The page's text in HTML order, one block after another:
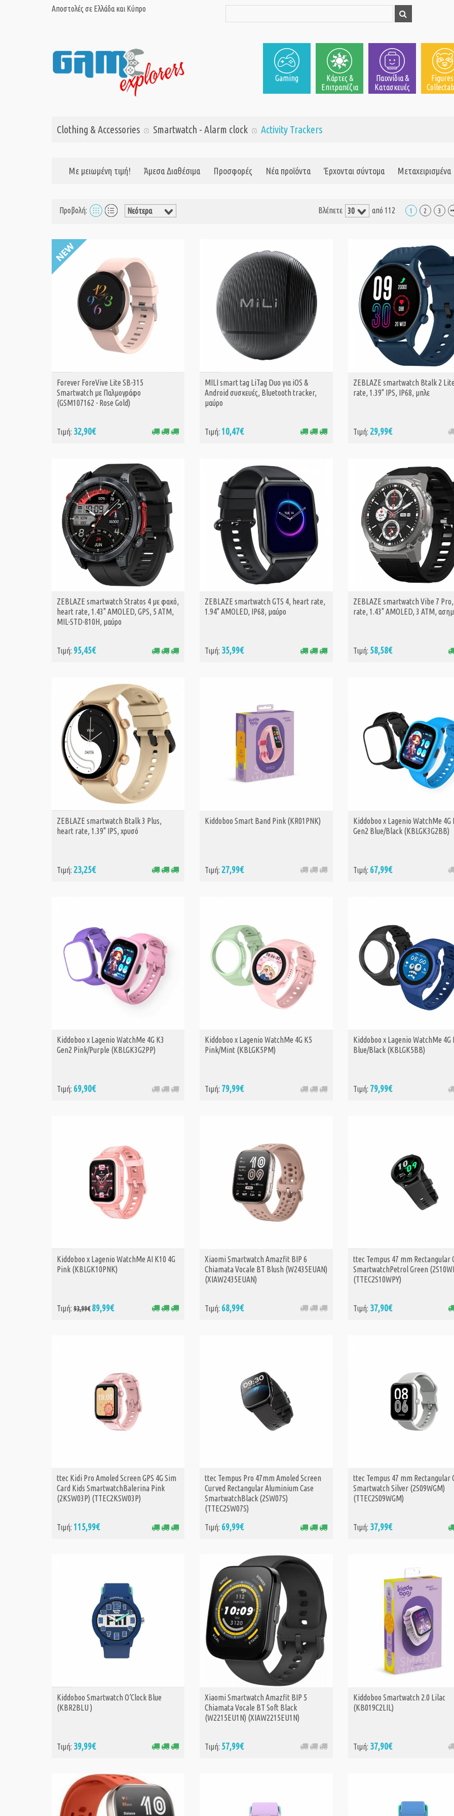
Αποστολές σε Ελλάδα και Κύπρο
Gaming
Κάρτες &
Επιτραπέζια
Παιχνίδια &
Κατασκευές
Clothing & Accessories Smartwatch - Alarm clock Activity Trackers
Με μειωμένη τιμή! Άμεσα Διαθέσιμα Προσφορές Νέα προϊόντα Έρχονται σύντομα Μεταχειρισμένα
Προβολή: 1 2 3
Βλέπετε από 112
ΑΓΟΡΑ
Forever ForeVive Lite SB-315
Smartwatch με Παλμογράφο
(GSM107162 - Rose Gold)
Τιμή: 32,90€
ΑΓΟΡΑ
MILI smart tag LiTag Duo για iOS &
Android συσκευές, Bluetooth tracker,
μαύρο
Τιμή: 10,47€
ZEBLAZE smartwatch Btalk 2
rate, 1.39" IPS, IP68, μπλε
Τιμή: 29,99€
ΑΓΟΡΑ
ZEBLAZE smartwatch Stratos 4 με φακό,
heart rate, 1.43" AMOLED, GPS, 5 ΑΤΜ,
MIL-STD-810H, μαύρο
Τιμή: 95,45€
ΑΓΟΡΑ
ZEBLAZE smartwatch GTS 4, heart rate,
1.94" AMOLED, IP68, μαύρο
Τιμή: 35,99€
ΑΓΟΡΑ
ZEBLAZE smartwatch Vibe 7
rate, 1.43" AMOLED, 3 ATM,
Τιμή: 58,58€
ΑΓΟΡΑ
ZEBLAZE smartwatch Btalk 3 Plus,
heart rate, 1.39" IPS, χρυσό
Τιμή: 23,25€
Kiddoboo Smart Band Pink (KR01PNK)
Τιμή:27,99€
Kiddoboo x Lagenio WatchMe 4G
Gen2 Blue/Black (KBLGK3G2BB)
Τιμή: 67,99€
Kiddoboo x Lagenio WatchMe 4G K3
Gen2 Pink/Purple (KBLGK3G2PP)
Τιμή: 69,90€
Kiddoboo x Lagenio WatchMe 4G K5
Pink/Mint (KBLGK5PM)
Τιμή: 79,99€
Kiddoboo x Lagenio WatchMe 4G
Blue/Black (KBLGK5BB)
Τιμή: 79,99€
ΑΓΟΡΑ
Kiddoboo x Lagenio WatchMe AI K10 4G
Pink (KBLGK10PNK)
Τιμή: 93,99€ 89,99€
Xiaomi Smartwatch Amazfit BIP 6
Chiamata Vocale BT Blush (W2435EUAN)
(XIAW2435EUAN)
Τιμή: 68,99€
ΑΓΟΡΑ
ttec Tempus 47 mm Rectangular
SmartwatchPetrol Green
(TTEC2S10WPY)
Τιμή: 37,90€
ΑΓΟΡΑ
ttec Kidi Pro Amoled Screen GPS 4G Sim
Card Kids SmartwatchBalerina Pink
(2KSW03P) (TTEC2KSW03P)
Τιμή: 115,99€
ΑΓΟΡΑ
ttec Tempus Pro 47mm Amoled Screen
Curved Rectangular Aluminium Case
SmartwatchBlack (2SW07S)
(TTEC2SW07S)
Τιμή: 69,99€
ΑΓΟΡΑ
ttec Tempus 47 mm Rectangular
Smartwatch Silver (2S09WGM)
(TTEC2S09WGM)
Τιμή: 37,99€
ΑΓΟΡΑ
Kiddoboo Smartwatch O’Clock Blue
(KBR2BLU )
Τιμή: 39,99€
Xiaomi Smartwatch Amazfit BIP 5
Chiamata Vocale BT Soft Black
(W2215EU1N) (XIAW2215EU1N)
Τιμή: 57,99€
Kiddoboo Smartwatch 2.0 Lilac
(KB019C2LIL)
Τιμή: 37,90€
Kiddoboo x
Pink
Τιμή:
INTIME λουράκι
Τιμή:8,90€
BLACKVIEW
FUNCTIONAL
SMARTWATCH
Τιμή:29,99€
BLACKVIEW
FUNCTIONAL
SMARTWATCH
Τιμή:29,99€